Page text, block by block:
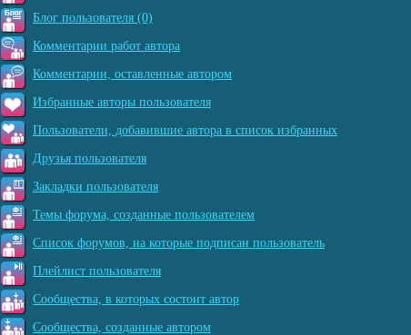
Блог пользователя (0)
Комментарии работ автора
Комментарии, оставленные автором
Избранные авторы пользователя
Пользователи, добавившие автора в список избранных
Друзья пользователя
Закладки пользователя
Темы форума, созданные пользователем
Список форумов, на которые подписан пользователь
Плейлист пользователя
Сообщества, в которых состоит автор
Сообщества, созданные автором